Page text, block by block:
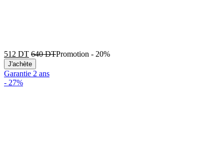
512 DT 640DTPromotion - 20%
J'achète
Garantie 2 ans
- 27%